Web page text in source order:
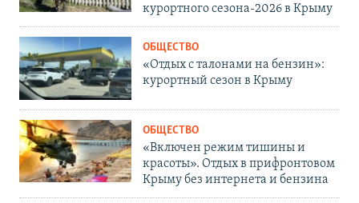
курортного сезона-2026 в Крыму
ОБЩЕСТВО
«Отдых с талонами на бензин»:
курортный сезон в Крыму
ОБЩЕСТВО
«Включен режим тишины и
красоты». Отдых в прифронтовом
Крыму без интернета и бензина